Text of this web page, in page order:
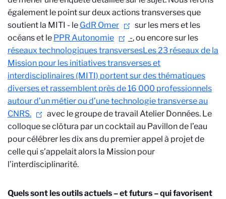
également le point sur deux actions transverses que
soutient la MITI - le GdR Omer
sur les mers et les
océans et le PPR Autonomie -, ou encore sur les
réseaux technologiques transversesLes 23 réseaux de la
Mission pour les initiatives transverses et
interdisciplinaires (MITI) portent sur des thématiques
diverses et rassemblent près de 16 000 professionnels
autour d’un métier ou d’une technologie transverse au
CNRS.
avec le groupe de travail Atelier Données. Le
colloque se clôtura par un cocktail au Pavillon de l’eau
pour célébrer les dix ans du premier appel à projet de
celle qui s’appelait alors la Mission pour
l’interdisciplinarité.
Quels sont les outils actuels – et futurs – qui favorisent